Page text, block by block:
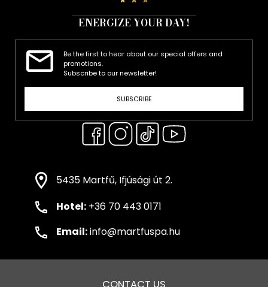
ENERGIZE YOUR DAY!
Be the first to hear about our special offers and
promotions.
Subscribe to our newsletter!
SUBSCRIBE
5435 Martfű, Ifjúsági út 2.
Hotel: +36 70 443 0171
Email:info@martfuspa.hu